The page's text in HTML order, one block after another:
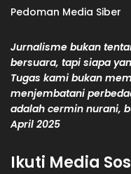
Pedoman Media Siber
Jurnalisme bukan
bersuara, tapi siapa
Tugas kami bukan
menjembatani
adalah cermin nurani,
April 2025
Ikuti Media